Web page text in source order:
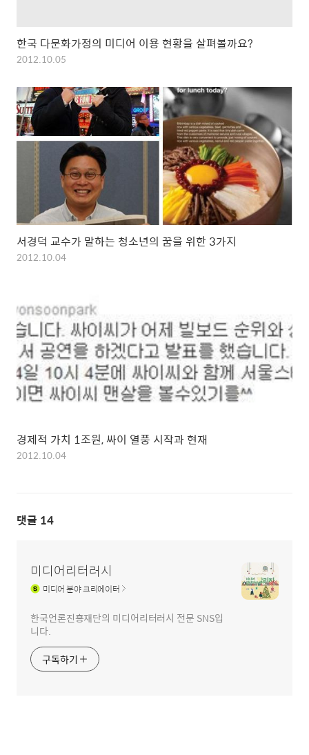
한국 다문화가정의 미디어 이용 현황을 살펴볼까요?
2012.10.05
서경덕 교수가 말하는 청소년의 꿈을 위한 3가지
2012.10.04
경제적 가치 1조원, 싸이 열풍 시작과 현재
2012.10.04
댓글 14
미디어리터러시
미디어분야 크리에이터
한국언론진흥재단의 미디어리터러시 전문 SNS입
니다.
구독하기